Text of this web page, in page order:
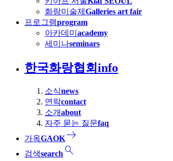
화랑미술제 Galleries art fair
프로그램program
아카데미 academy
세미나seminars
한국화랑협회info
소식news
연락contact
소개about
자주 묻는 질문faq
가옥GAOKeast
검색search search